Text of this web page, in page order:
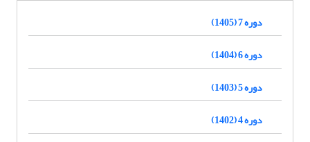
دوره 7 (1405)
دوره 6 (1404)
دوره 5 (1403)
دوره 4 (1402)